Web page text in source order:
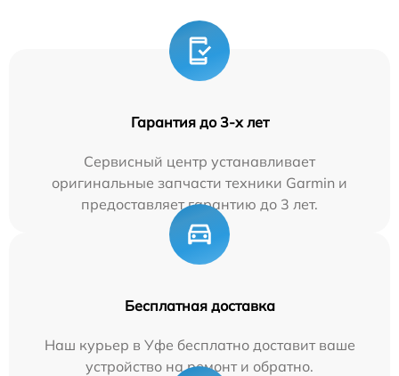
Гарантия до 3-х лет
Сервисный центр устанавливает
оригинальные запчасти техники Garmin и
предоставляет гарантию до 3 лет.
Бесплатная доставка
Наш курьер в Уфе бесплатно доставит ваше
устройство на ремонт и обратно.